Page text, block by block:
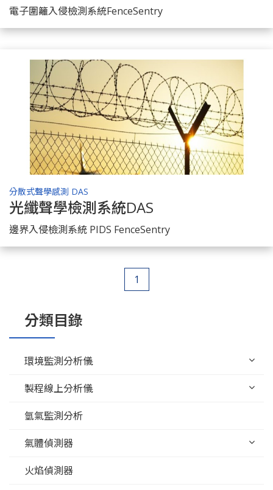
了解商品
電子圍籬入侵檢測系統FenceSentry
了解商品
分散式聲學感測 DAS
光纖聲學檢測系統DAS
邊界入侵檢測系統 PIDS FenceSentry
1
分類目錄
環境監測分析儀
製程線上分析儀
氫氣監測分析
氣體偵測器
火焰偵測器